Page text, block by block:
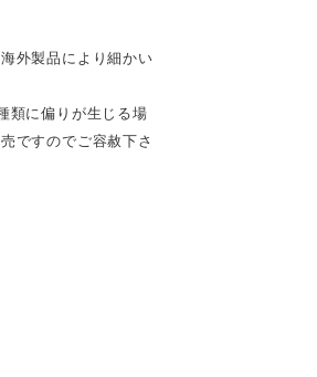
外製品により細かい
類に偏りが生じる場
ですのでご容赦下さ